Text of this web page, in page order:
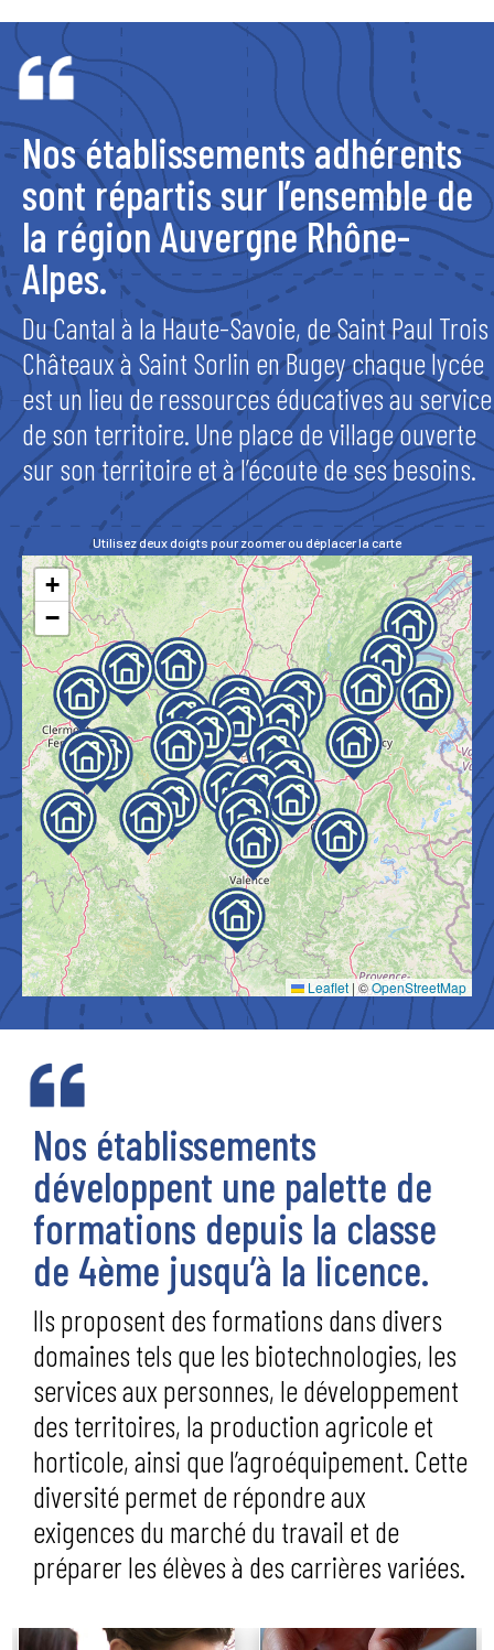
Nos établissements adhérents
sont répartis sur l’ensemble de
la région Auvergne Rhône-
Alpes.
Du Cantal à la Haute-Savoie, de Saint Paul Trois
Châteaux à Saint Sorlin en Bugey chaque lycée
est un lieu de ressources éducatives au service
de son territoire. Une place de village ouverte
sur son territoire et à l’écoute de ses besoins.
Utilisez deux doigts pour zoomer ou déplacer la carte
+
−
Leaflet |©OpenStreetMap
Nos établissements
développent une palette de
formations depuis la classe
de 4ème jusqu’à la licence.
Ils proposent des formations dans divers
domaines tels que les biotechnologies, les
services aux personnes, le développement
des territoires, la production agricole et
horticole, ainsi que l’agroéquipement. Cette
diversité permet de répondre aux
exigences du marché du travail et de
préparer les élèves à des carrières variées.